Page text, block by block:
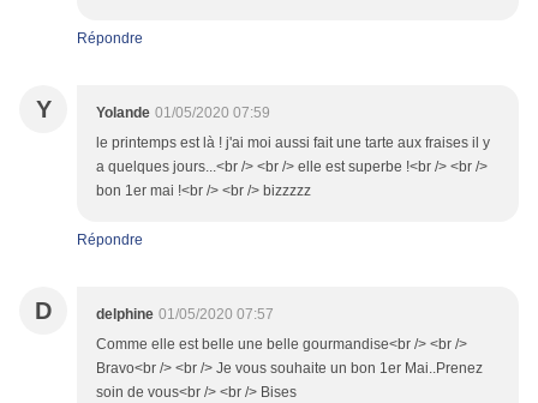
Répondre
Y Yolande 01/05/2020 07:59
le printemps est là ! j'ai moi aussi fait une tarte aux fraises il y
a quelques jours...<br /> <br /> elle est superbe !<br /> <br />
bon 1er mai !<br /> <br /> bizzzzz
Répondre
D delphine 01/05/2020 07:57
Comme elle est belle une belle gourmandise<br /> <br />
Bravo<br /> <br /> Je vous souhaite un bon 1er Mai..Prenez
soin de vous<br /> <br /> Bises